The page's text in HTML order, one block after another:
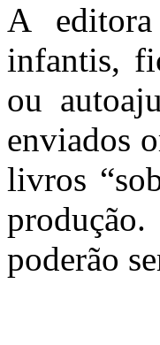
A
infantis,
ou
enviados
livros
poderão